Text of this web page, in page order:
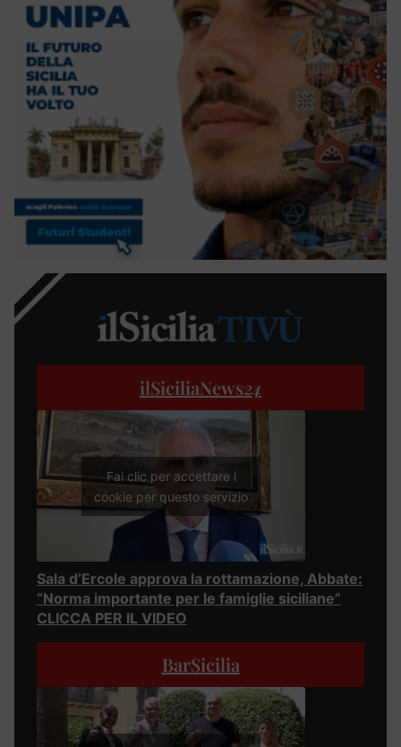
ilSiciliaNews24
Fai clic per accettare i
cookie per questo servizio
Sala d’Ercole approva la rottamazione, Abbate:
“Norma importante per le famiglie siciliane”
CLICCA PER IL VIDEO
BarSicilia